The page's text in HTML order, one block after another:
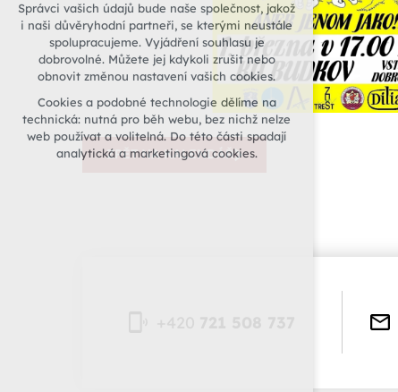
ZPĚT NA KALENDÁŘ
marketingová cookies (Google)
Více informací o cookies na našem webu
Odmítnout vše
Správci vašich údajů bude naše společnost, jakož
i naši důvěryhodní partneři, se kterými neustále
spolupracujeme. Vyjádření souhlasu je
dobrovolné. Můžete jej kdykoli zrušit nebo
obnovit změnou nastavení vašich cookies.
Cookies a podobné technologie dělíme na
technická: nutná pro běh webu, bez nichž nelze
web používat a volitelná. Do této části spadají
analytická a marketingová cookies.